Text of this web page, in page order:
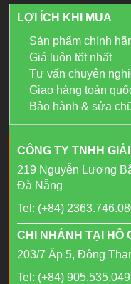
LỢI ÍCH KHI MUA
Sản phẩm chính
Giá luôn tốt nhất
Tư vấn chuyên
Giao hàng toàn
Bảo hành & sửa
CÔNG TY TNHH
219 Nguyễn Lương
Đà Nẵng
Tel: (+84)
CHI NHÁNH TẠI HỒ
203/7 Ấp 5, Đông
Tel: (+84) 905.535.049